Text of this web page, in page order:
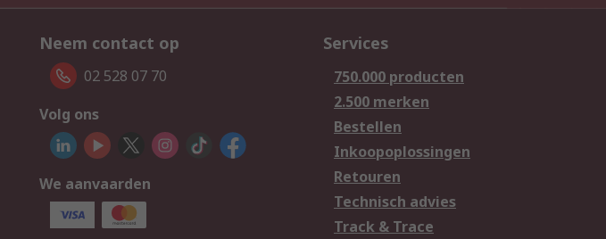
Neem contact op
02 528 07 70
Volg ons
We aanvaarden
Services
750.000 producten
2.500 merken
Bestellen
Inkoopoplossingen
Retouren
Technisch advies
Track & Trace